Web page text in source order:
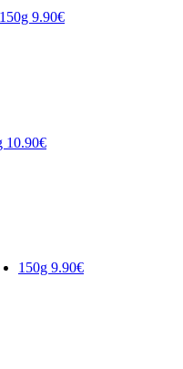
150g 9.90€
10.90€
150g 9.90€